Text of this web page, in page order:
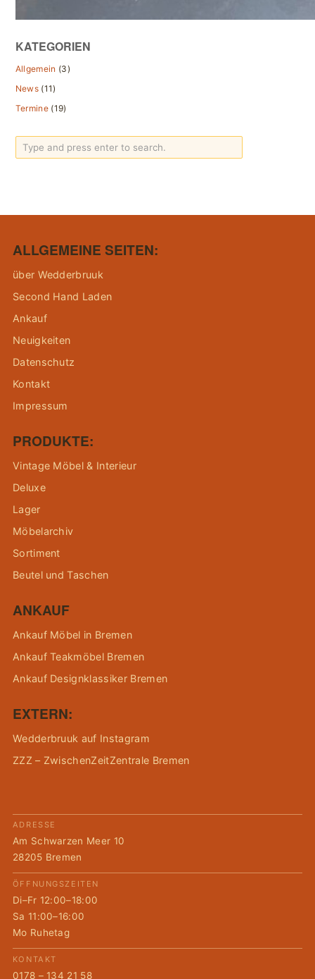
KATEGORIEN
Allgemein (3)
News (11)
Termine (19)
ALLGEMEINE SEITEN:
über Wedderbruuk
Second Hand Laden
Ankauf
Neuigkeiten
Datenschutz
Kontakt
Impressum
PRODUKTE:
Vintage Möbel & Interieur
Deluxe
Lager
Möbelarchiv
Sortiment
Beutel und Taschen
ANKAUF
Ankauf Möbel in Bremen
Ankauf Teakmöbel Bremen
Ankauf Designklassiker Bremen
EXTERN:
Wedderbruuk auf Instagram
ZZZ – ZwischenZeitZentrale Bremen
ADRESSE
Am Schwarzen Meer 10
28205 Bremen
ÖFFNUNGSZEITEN
Di–Fr 12:00–18:00
Sa 11:00–16:00
Mo Ruhetag
KONTAKT
0178 – 134 21 58